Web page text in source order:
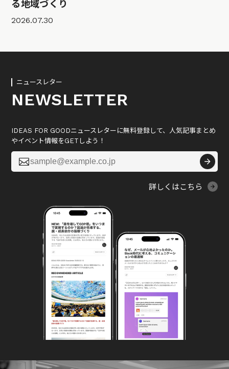
る地域づくり
2026.07.30
ニュースレター
NEWSLETTER
IDEAS FOR GOODニュースレターに無料登録して、人気記事まとめ
やイベント情報をGETしよう！

詳しくはこちら